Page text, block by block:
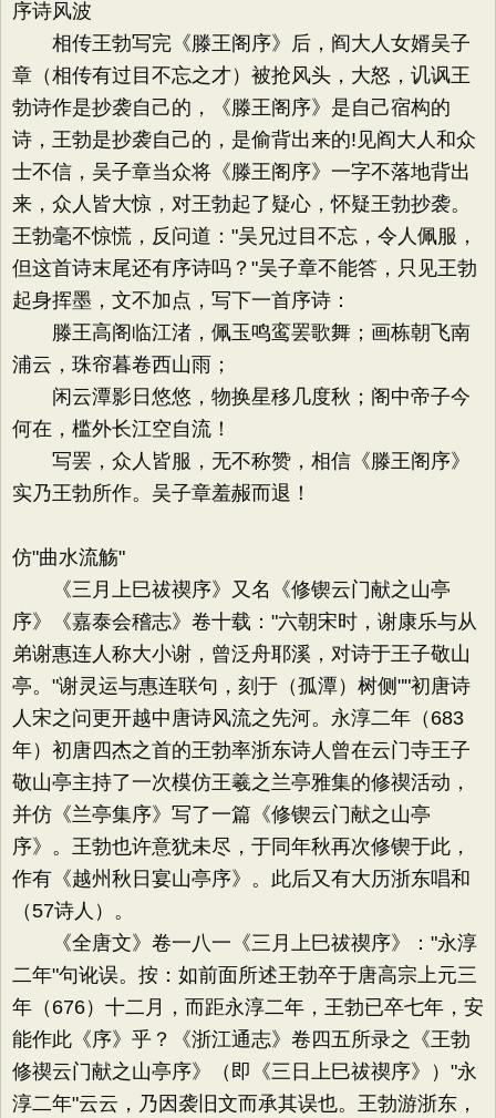
序诗风波
相传王勃写完《滕王阁序》后，阎大人女婿吴子
章（相传有过目不忘之才）被抢风头，大怒，讥讽王
勃诗作是抄袭自己的，《滕王阁序》是自己宿构的
诗，王勃是抄袭自己的，是偷背出来的!见阎大人和众
士不信，吴子章当众将《滕王阁序》一字不落地背出
来，众人皆大惊，对王勃起了疑心，怀疑王勃抄袭。
王勃毫不惊慌，反问道："吴兄过目不忘，令人佩服，
但这首诗末尾还有序诗吗？"吴子章不能答，只见王勃
起身挥墨，文不加点，写下一首序诗：
滕王高阁临江渚，佩玉鸣鸾罢歌舞；画栋朝飞南
浦云，珠帘暮卷西山雨；
闲云潭影日悠悠，物换星移几度秋；阁中帝子今
何在，槛外长江空自流！
写罢，众人皆服，无不称赞，相信《滕王阁序》
实乃王勃所作。吴子章羞赧而退！
仿"曲水流觞"
《三月上巳祓禊序》又名《修锲云门献之山亭
序》《嘉泰会稽志》卷十载："六朝宋时，谢康乐与从
弟谢惠连人称大小谢，曾泛舟耶溪，对诗于王子敬山
亭。"谢灵运与惠连联句，刻于（孤潭）树侧""初唐诗
人宋之问更开越中唐诗风流之先河。永淳二年（683
年）初唐四杰之首的王勃率浙东诗人曾在云门寺王子
敬山亭主持了一次模仿王羲之兰亭雅集的修禊活动，
并仿《兰亭集序》写了一篇《修锲云门献之山亭
序》。王勃也许意犹未尽，于同年秋再次修锲于此，
作有《越州秋日宴山亭序》。此后又有大历浙东唱和
（57诗人）。
《全唐文》卷一八一《三月上巳祓禊序》："永淳
二年"句讹误。按：如前面所述王勃卒于唐高宗上元三
年（676）十二月，而距永淳二年，王勃已卒七年，安
能作此《序》乎？《浙江通志》卷四五所录之《王勃
修禊云门献之山亭序》（即《三日上巳祓禊序》）"永
淳二年"云云，乃因袭旧文而承其误也。王勃游浙东，